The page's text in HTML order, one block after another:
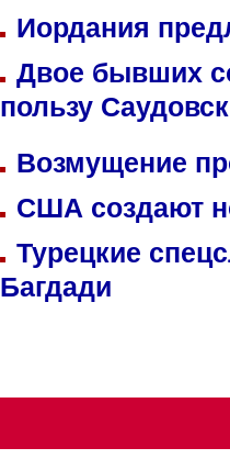
Иордания
Двое бывших
пользу
Возмущение
США создают
Турецкие
Багдади